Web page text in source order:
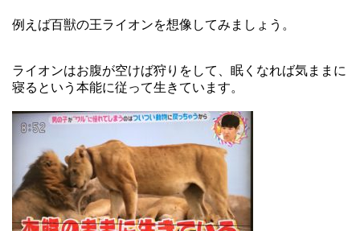
例えば百獣の王ライオンを想像してみましょう。
ライオンはお腹が空けば狩りをして、眠くなれば気ままに
寝るという本能に従って生きています。